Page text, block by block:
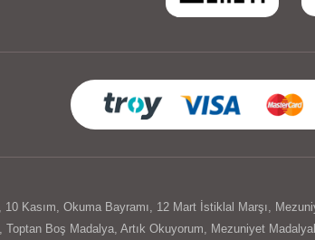
10 Kasım Okuma Bayramı 12 Mart İstiklal Marşı
Toptan Boş Madalya, Artık Okuyorum Mezuniyet